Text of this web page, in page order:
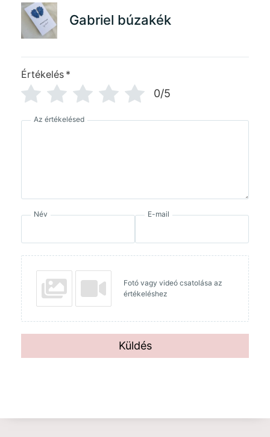
Gabriel búzakék
Értékelés *
0/5
Az értékelésed
Név E-mail
Fotó vagy videó csatolása az
értékeléshez
Küldés